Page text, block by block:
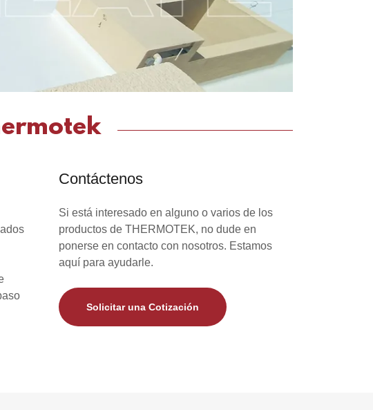
Contáctenos
Si está interesado en alguno o varios de los
productos de THERMOTEK, no dude en
ponerse en contacto con nosotros. Estamos
aquí para ayudarle.
Solicitar una Cotización